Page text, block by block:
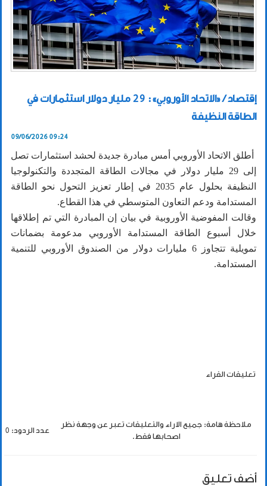
إقتصاد / «الاتحاد الأوروبي»: 29 مليار دولار استثمارات في
الطاقة النظيفة
09/06/2026 09:24
أطلق الاتحاد الأوروبي أمس مبادرة جديدة لحشد استثمارات تصل
إلى 29 مليار دولار في مجالات الطاقة المتجددة والتكنولوجيا
النظيفة بحلول عام 2035 في إطار تعزيز التحول نحو الطاقة
المستدامة ودعم التعاون المتوسطي في هذا القطاع.
وقالت المفوضية الأوروبية في بيان إن المبادرة التي تم إطلاقها
خلال أسبوع الطاقة المستدامة الأوروبي مدعومة بضمانات
تمويلية تتجاوز 6 مليارات دولار من الصندوق الأوروبي للتنمية
المستدامة.
تعليقات القراء
ملاحظة هامة: جميع الاراء والتعليقات تعبر عن وجهة نظر
اصحابها فقط.
عدد الردود: 0
أضف تعليق